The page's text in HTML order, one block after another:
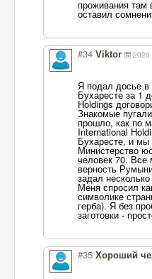
проживания там
оставил
#34 Viktor 2020
Я подал досье в
Бухаресте за 1
Holdings
Знакомые
прошло, как по
International
Бухаресте, и
Министерство
человек 70. Все
верность
задал
Меня спросил
символике
герба). Я без
заготовки -
#35 Хороший